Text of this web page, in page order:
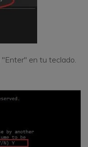
en tu teclado.